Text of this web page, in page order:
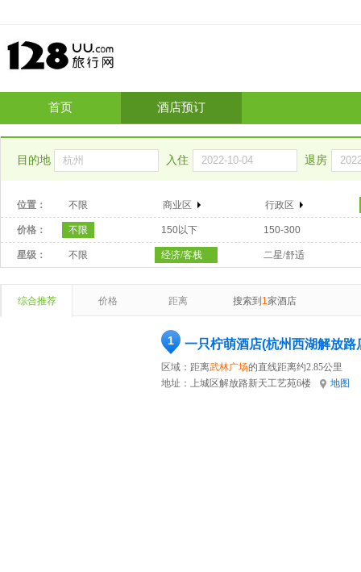
首页 酒店预订
目的地 入住 退房
位置： 不限 商业区 行政区
价格： 不限 150以下 150-300
星级： 不限 经济/客栈 二星/舒适
综合推荐 价格 距离 搜索到 1家酒店
1 一只柠萌酒店(杭州西湖解放路
区域：距离武林广场的直线距离约2.85公里
地址： 上城区解放路新天工艺苑6楼 地图